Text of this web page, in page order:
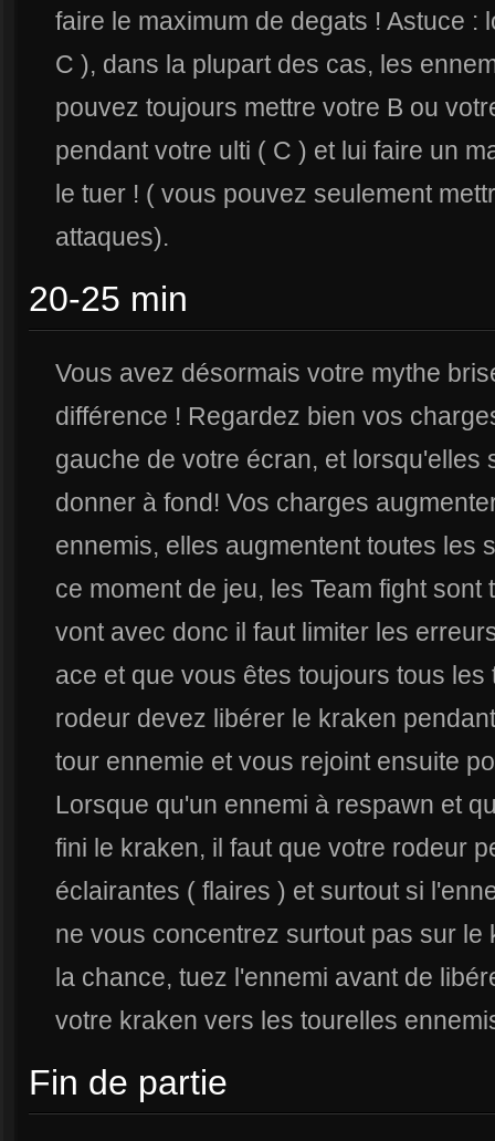
faire le maximum de degats ! Astuce :
C ), dans la plupart des cas, les
pouvez toujours mettre votre B ou
pendant votre ulti ( C ) et lui faire un
le tuer ! ( vous pouvez seulement
attaques).
20-25 min
Vous avez désormais votre mythe
différence ! Regardez bien vos
gauche de votre écran, et lorsqu'elles
donner à fond! Vos charges
ennemis, elles augmentent toutes les
ce moment de jeu, les Team fight
vont avec donc il faut limiter les
ace et que vous êtes toujours tous
rodeur devez libérer le kraken
tour ennemie et vous rejoint ensuite
Lorsque qu'un ennemi à respawn et
fini le kraken, il faut que votre rodeur
éclairantes ( flaires ) et surtout si
ne vous concentrez surtout pas sur
la chance, tuez l'ennemi avant de
votre kraken vers les tourelles
Fin de partie